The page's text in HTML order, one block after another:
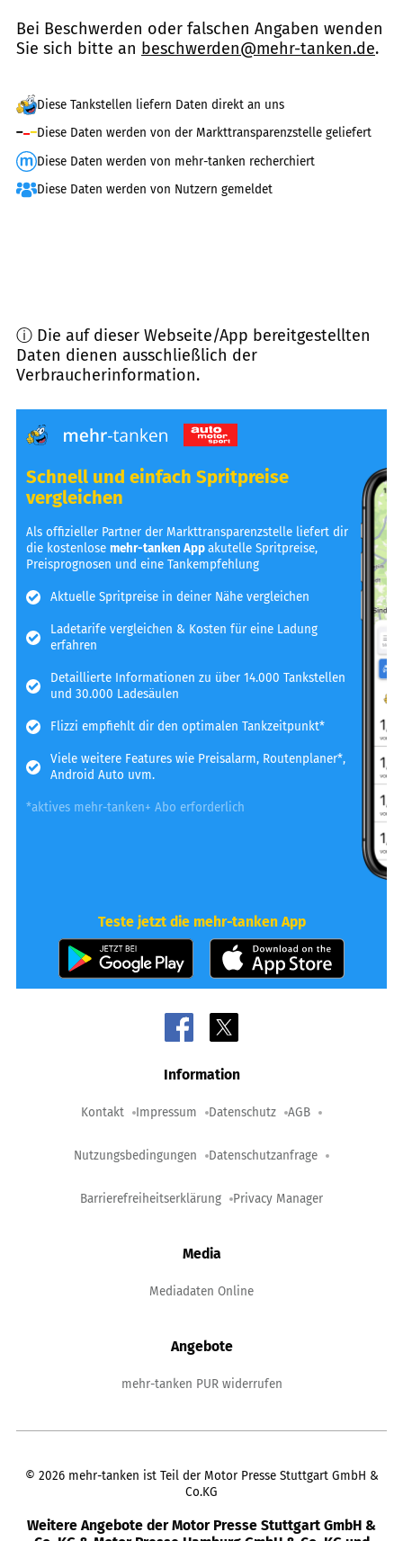
Bei Beschwerden oder falschen Angaben wenden
Sie sich bitte an beschwerden@mehr-tanken.de.
Diese Tankstellen liefern Daten direkt an uns
Diese Daten werden von der Markttransparenzstelle geliefert
Diese Daten werden von mehr-tanken recherchiert
Diese Daten werden von Nutzern gemeldet
ⓘ Die auf dieser Webseite/App bereitgestellten
Daten dienen ausschließlich der
Verbraucherinformation.
Schnell und einfach Spritpreise
vergleichen
Als offizieller Partner der Markttransparenzstelle liefert dir
die kostenlosemehr-tanken Appakutelle Spritpreise,
Preisprognosen und eine Tankempfehlung
Aktuelle Spritpreise in deiner Nähe vergleichen
Ladetarife vergleichen & Kosten für eine Ladung
erfahren
Detaillierte Informationen zu über 14.000 Tankstellen
und 30.000 Ladesäulen
Flizzi empfiehlt dir den optimalen Tankzeitpunkt*
Viele weitere Features wie Preisalarm, Routenplaner*,
Android Auto uvm.
*aktives mehr-tanken+ Abo erforderlich
Teste jetzt die mehr-tanken App
Information
Kontakt Impressum Datenschutz AGB
Nutzungsbedingungen Datenschutzanfrage
Barrierefreiheitserklärung Privacy Manager
Media
Mediadaten Online
Angebote
mehr-tanken PUR widerrufen
© 2026 mehr-tanken ist Teil der Motor Presse Stuttgart GmbH &
Co.KG
Weitere Angebote der Motor Presse Stuttgart GmbH &